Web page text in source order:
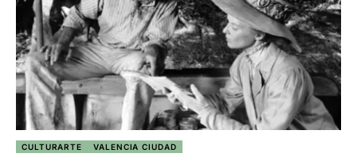
CULTURARTE VALENCIA CIUDAD